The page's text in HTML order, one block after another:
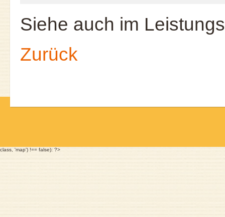
Siehe auch im
Zurück
class, 'map') !== false): ?>